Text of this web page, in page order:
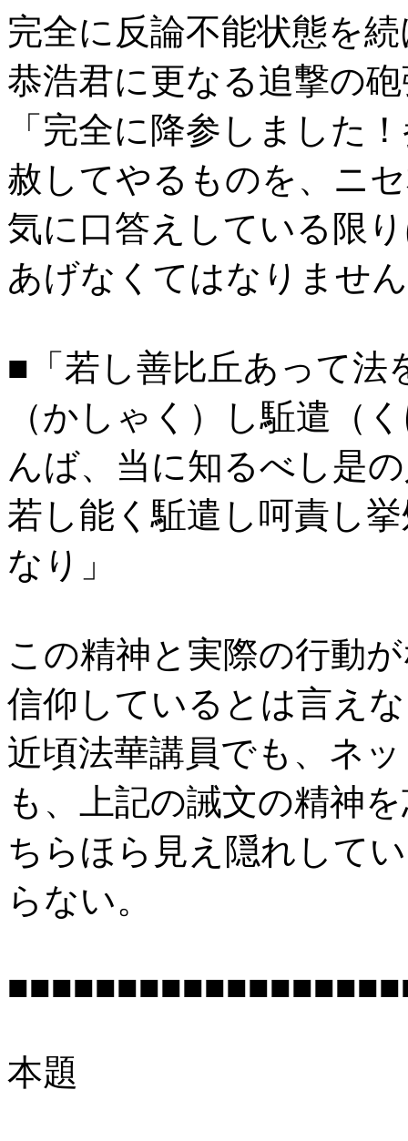
完全に反論不能状態を
恭浩君に更なる追撃の
「完全に降参しました
赦してやるものを、ニ
気に口答えしている限
あげなくてはなりませ
■「若し善比丘あって法
（かしゃく）し駈遣（
んば、当に知るべし是
若し能く駈遣し呵責し
なり」
この精神と実際の行動
信仰しているとは言え
近頃法華講員でも、ネ
も、上記の誡文の精神
ちらほら見え隠れして
らない。
本題